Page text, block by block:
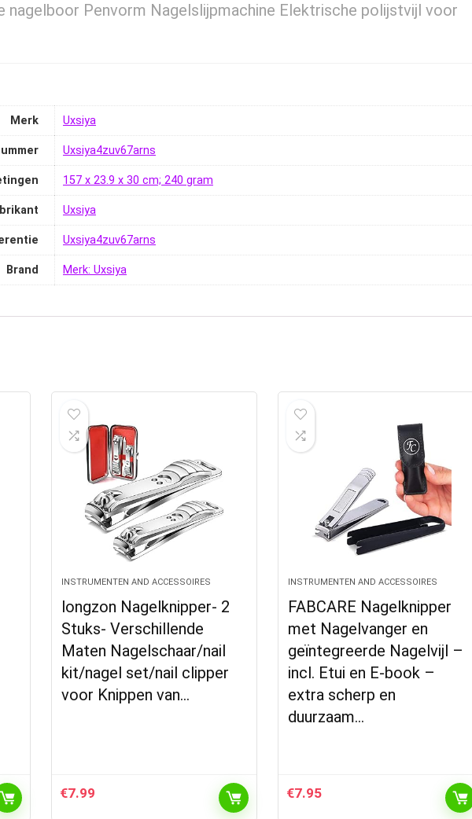
nagelboor Penvorm Nagelslijpmachine Elektrische polijstvijl voor
Merk ‎Uxsiya
‎Uxsiya4zuv67arns
‎157 x 23.9 x 30 cm; 240 gram
‎Uxsiya
‎Uxsiya4zuv67arns
Brand Merk: Uxsiya
INSTRUMENTEN AND ACCESSOIRES
longzon Nagelknipper- 2
Stuks- Verschillende
Maten Nagelschaar/nail
kit/nagel set/nail clipper
voor Knippen van…
€7.99
INSTRUMENTEN AND ACCESSOIRES
FABCARE Nagelknipper
met Nagelvanger en
geïntegreerde Nagelvijl –
incl. Etui en E-book –
extra scherp en
duurzaam…
€7.95